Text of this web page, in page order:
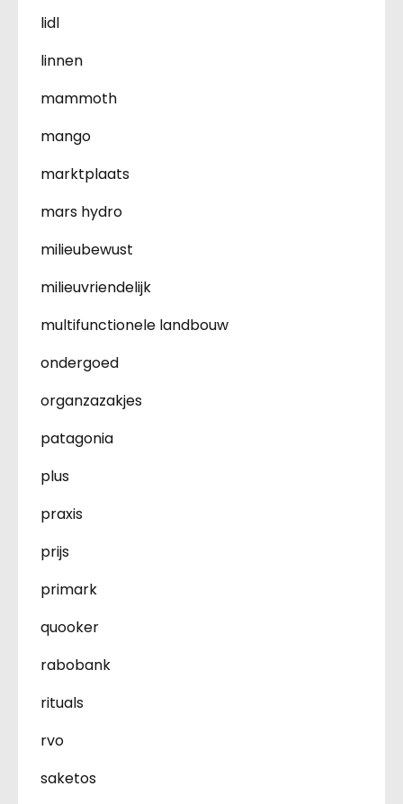
lidl
linnen
mammoth
mango
marktplaats
mars hydro
milieubewust
milieuvriendelijk
multifunctionele landbouw
ondergoed
organzazakjes
patagonia
plus
praxis
prijs
primark
quooker
rabobank
rituals
rvo
saketos